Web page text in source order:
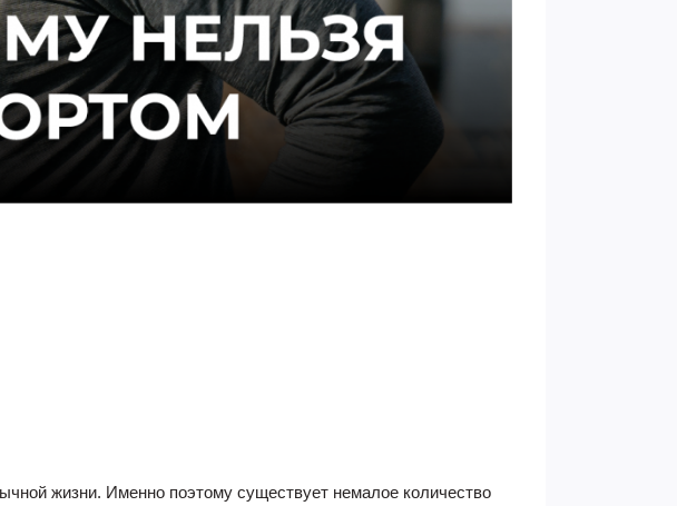
жизни. Именно поэтому существует немалое количество